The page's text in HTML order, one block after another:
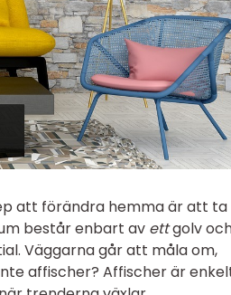
att förändra hemma är att ta
består enbart av ettgolv
Väggarna går att måla om,
affischer? Affischer är